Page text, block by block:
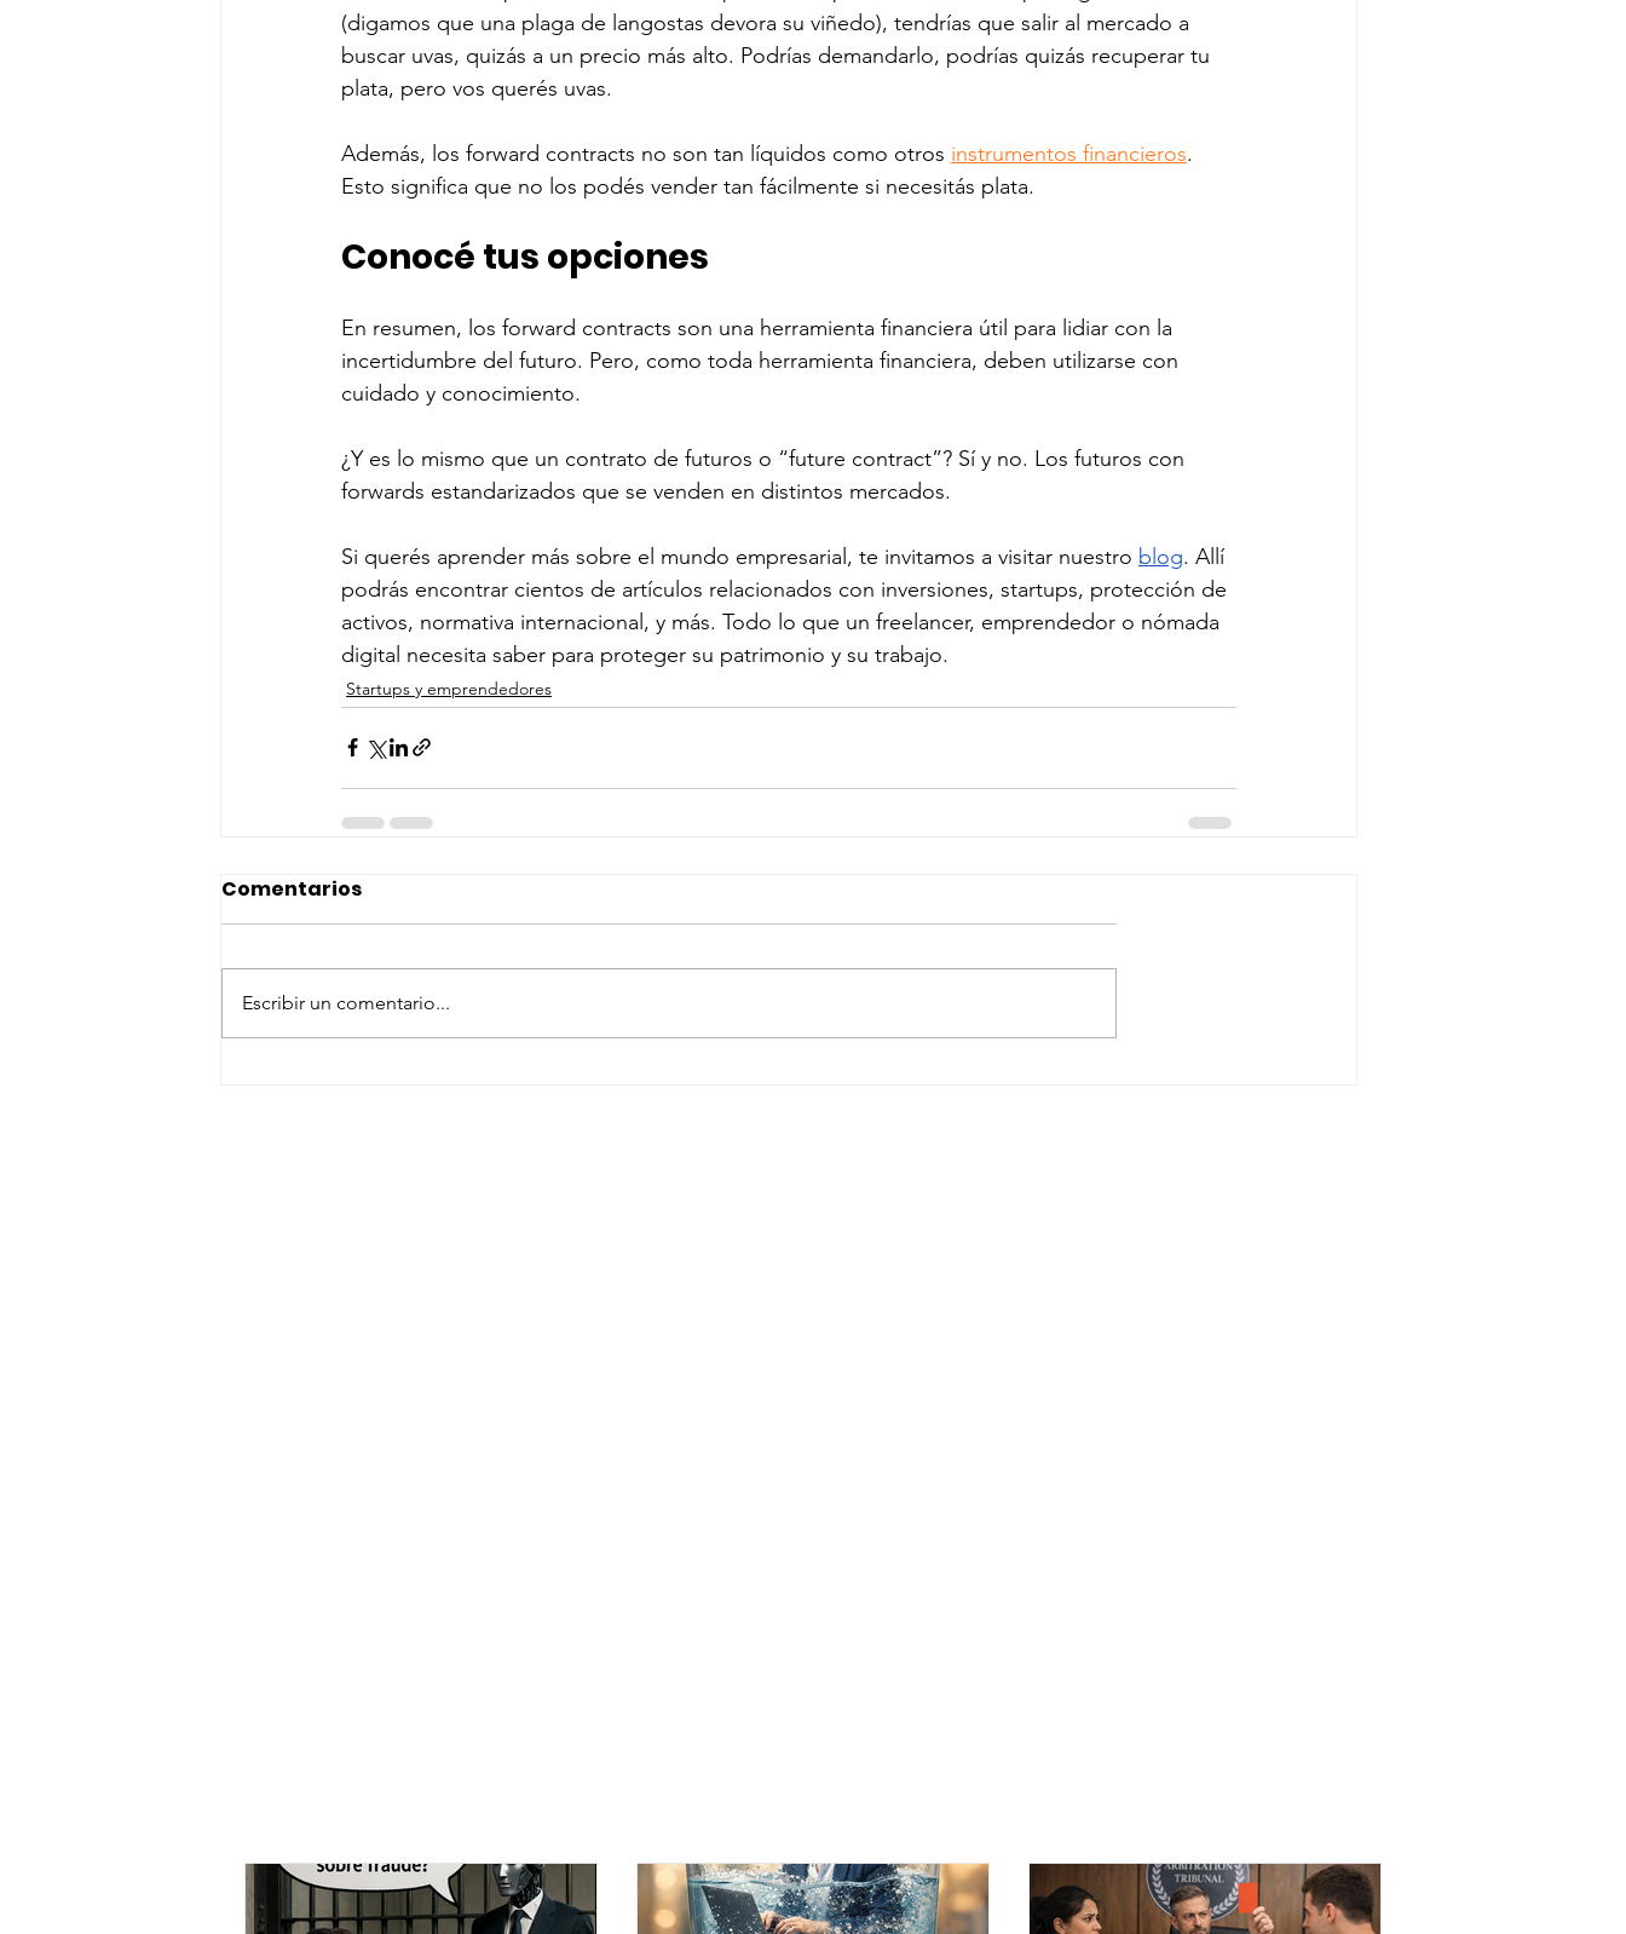
(digamos que una plaga de langostas devora su viñedo), tendrías que salir al mercado a
buscar uvas, quizás a un precio más alto. Podrías demandarlo, podrías quizás recuperar tu
plata, pero vos querés uvas.
Además, los forward contracts no son tan líquidos como otros instrumentos financieros.
Esto significa que no los podés vender tan fácilmente si necesitás plata.
Conocé tus opciones
En resumen, los forward contracts son una herramienta financiera útil para lidiar con la
incertidumbre del futuro. Pero, como toda herramienta financiera, deben utilizarse con
cuidado y conocimiento.
¿Y es lo mismo que un contrato de futuros o “future contract”? Sí y no. Los futuros con
forwards estandarizados que se venden en distintos mercados.
Si querés aprender más sobre el mundo empresarial, te invitamos a visitar nuestro blog. Allí
podrás encontrar cientos de artículos relacionados con inversiones, startups, protección de
activos, normativa internacional, y más. Todo lo que un freelancer, emprendedor o nómada
digital necesita saber para proteger su patrimonio y su trabajo.
Startups y emprendedores
Comentarios
Escribir un comentario...